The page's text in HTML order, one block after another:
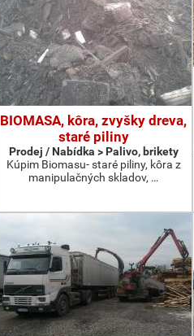
BIOMASA, kôra, zvyšky dreva,
staré piliny
Prodej / Nabídka > Palivo, brikety
Kúpim Biomasu- staré piliny, kôra z
manipulačných skladov, …